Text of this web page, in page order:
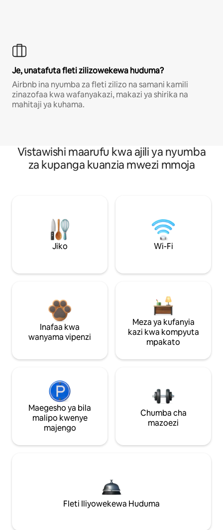
Je, unatafuta fleti zilizowekewa huduma?
Airbnb ina nyumba za fleti zilizo na samani kamili
zinazofaa kwa wafanyakazi, makazi ya shirika na
mahitaji ya kuhama.
Vistawishi maarufu kwa ajili ya nyumba
za kupanga kuanzia mwezi mmoja
Jiko Wi-Fi
Inafaa kwa
wanyama vipenzi
Meza ya kufanyia
kazi kwa kompyuta
mpakato
Maegesho ya bila
malipo kwenye
majengo
Chumba cha
mazoezi
Fleti Iliyowekewa Huduma